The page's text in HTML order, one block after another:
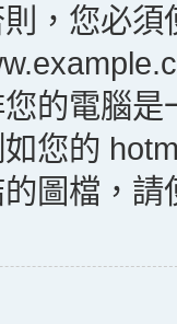
，您必
的電腦
您的
圖檔，